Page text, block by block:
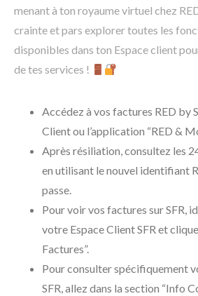
menant à ton royaume virtuel chez
crainte et pars explorer toutes les
disponibles dans ton Espace client
de tes services !
Accédez à vos factures RED by
Client ou l’application “RED &
Après résiliation, consultez les
en utilisant le nouvel identifiant
passe.
Pour voir vos factures sur SFR,
votre Espace Client SFR et
Factures”.
Pour consulter spécifiquement
SFR, allez dans la section “Info